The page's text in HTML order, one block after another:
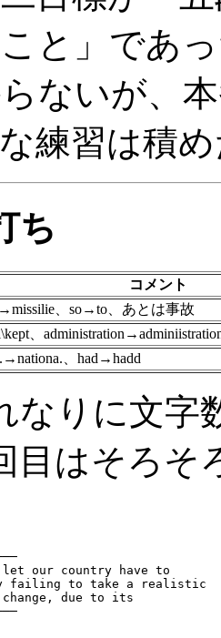
と」であ
ないが、
練習は積
ち
コメント
、so→to、あとは事故
、
、had→hadd
なりに文字
目はそろそ
let our country have to
failing to take a realistic
change, due to its